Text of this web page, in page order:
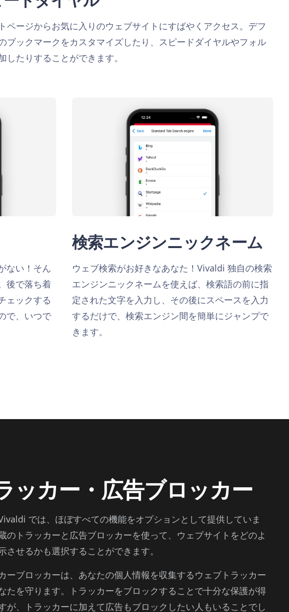
ページからお気に入りのウェブサイトにすばやくアクセス。デフ
ブックマークをカスタマイズしたり、スピードダイヤルやフォル
したりすることができます。
ない！そん
後で落ち着
ェックする
で、いつで
検索エンジンニックネーム
ウェブ検索がお好きなあなた！Vivaldi 独自の検索
エンジンニックネームを使えば、検索語の前に指
定された文字を入力し、その後にスペースを入力
するだけで、検索エンジン間を簡単にジャンプで
きます。
ッカー・広告ブロッカー
では、ほぼすべての機能をオプションとして提供していま
のトラッカーと広告ブロッカーを使って、ウェブサイトをどのよ
させるかも選択することができます。
ーブロッカーは、あなたの個人情報を収集するウェブトラッカー
たを守ります。トラッカーをブロックすることで十分な保護が得
が、トラッカーに加えて広告もブロックしたい人もいることでし